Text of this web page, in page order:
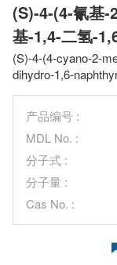
(S)-4-(4-氰基-
基-1,4-二氢-
(S)-4-(4-cyano-2-
dihydro-1,6-
产品编号 :
MDL No. :
分子式 :
分子量 :
Cas No. :